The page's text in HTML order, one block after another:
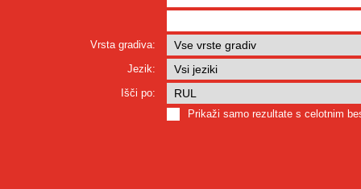
Vrsta gradiva:
Jezik:
Išči po:
Prikaži samo rezultate s celotnim